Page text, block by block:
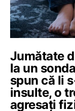
Jumătate
la un
spun că li
insulte, o
agresați